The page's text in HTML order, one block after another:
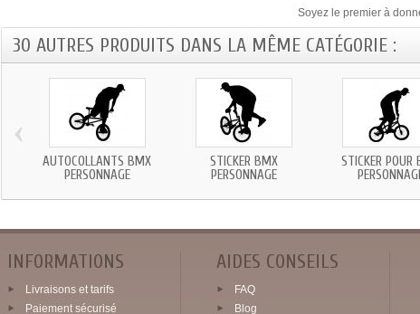
Soyez le premier à
30 AUTRES PRODUITS DANS LA MÊME CATÉGORIE :
AUTOCOLLANTS BMX
PERSONNAGE
STICKER BMX
PERSONNAGE
STICKER POUR
‹
INFORMATIONS
Livraisons et tarifs
Paiement sécurisé
AIDES CONSEILS
FAQ
Blog